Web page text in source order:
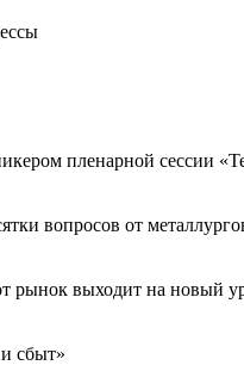
пленарной сессии
вопросов от
рынок выходит на новый
сбыт»